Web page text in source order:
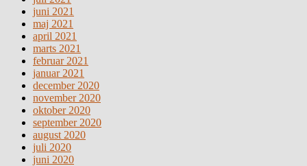
juni 2021
maj 2021
april 2021
marts 2021
februar 2021
januar 2021
december 2020
november 2020
oktober 2020
september 2020
august 2020
juli 2020
juni 2020